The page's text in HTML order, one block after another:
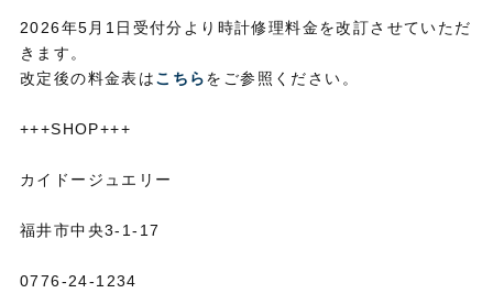
2026年5月1日受付分より時計修理料金を改訂させていただ
きます。
改定後の料金表はこちらをご参照ください。
+++SHOP+++
カイドージュエリー
福井市中央3-1-17
0776-24-1234